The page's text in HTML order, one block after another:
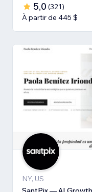
5,0 (321)
À partir de 445 $
NY, US